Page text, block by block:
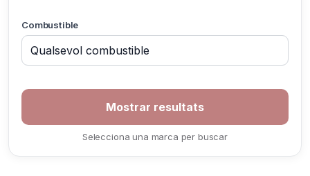
Combustible
Selecciona una marca per buscar